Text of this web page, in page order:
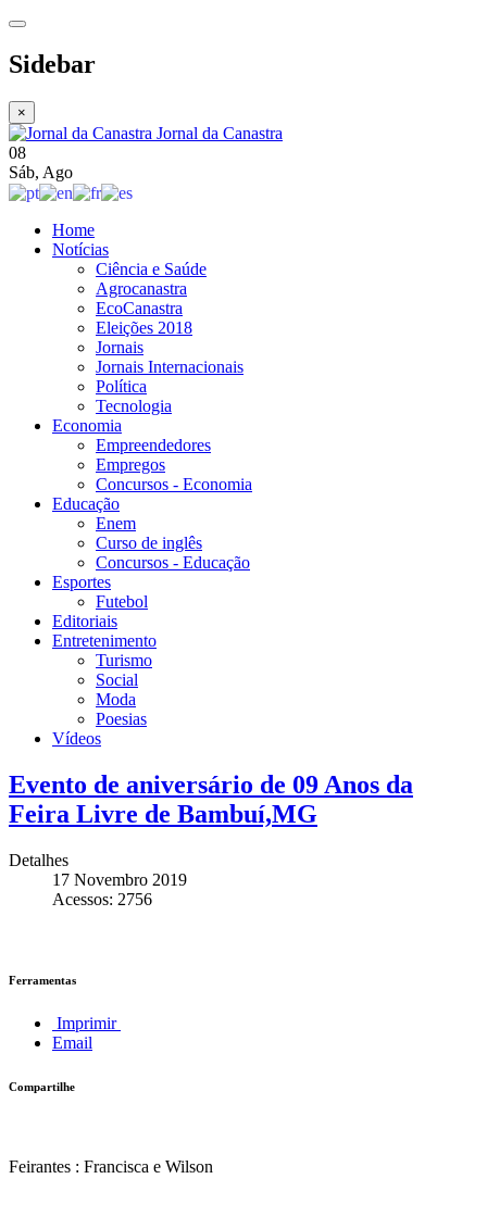
Sidebar
×
Jornal da Canastra
08
Sáb, Ago
Home
Notícias
Ciência e Saúde
Agrocanastra
EcoCanastra
Eleições 2018
Jornais
Jornais Internacionais
Política
Tecnologia
Economia
Empreendedores
Empregos
Concursos - Economia
Educação
Enem
Curso de inglês
Concursos - Educação
Esportes
Futebol
Editoriais
Entretenimento
Turismo
Social
Moda
Poesias
Vídeos
Evento de aniversário de 09 Anos da
Feira Livre de Bambuí,MG
Detalhes
17 Novembro 2019
Acessos: 2756
Ferramentas
Imprimir
Email
Compartilhe
Feirantes : Francisca e Wilson